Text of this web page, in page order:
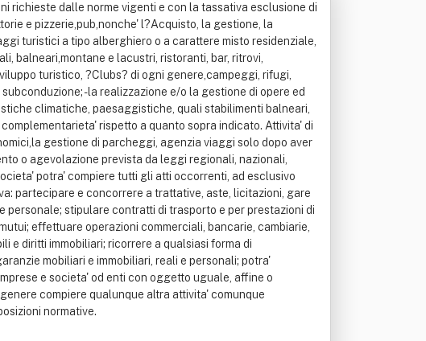
richieste dalle norme vigenti e con la tassativa esclusione di
e pizzerie,pub,nonche' l?Acquisto, la gestione, la
turistici a tipo alberghiero o a carattere misto residenziale,
balneari,montane e lacustri, ristoranti, bar, ritrovi,
turistico, ?Clubs? di ogni genere,campeggi, rifugi,
- la realizzazione e/o la gestione di opere ed
climatiche, paesaggistiche, quali stabilimenti balneari,
rispetto a quanto sopra indicato. Attivita' di
gestione di parcheggi, agenzia viaggi solo dopo aver
o agevolazione prevista da leggi regionali, nazionali,
potra' compiere tutti gli atti occorrenti, ad esclusivo
partecipare e concorrere a trattative, aste, licitazioni, gare
personale; stipulare contratti di trasporto e per prestazioni di
effettuare operazioni commerciali, bancarie, cambiarie,
e diritti immobiliari; ricorrere a qualsiasi forma di
mobiliari e immobiliari, reali e personali; potra'
e societa' od enti con oggetto uguale, affine o
compiere qualunque altra attivita' comunque
normative.